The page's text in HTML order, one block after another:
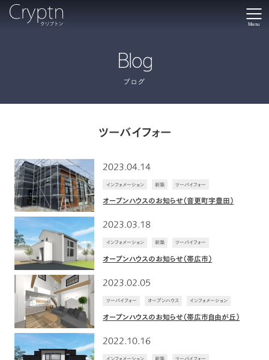
Menu
Blog
ブログ
ツーバイフォー
オープンハウスのお知らせ（音更町字豊田）
インフォメーション 新築 ツーバイフォー
2023.04.14
オープンハウスのお知らせ（帯広市）
インフォメーション 新築 ツーバイフォー
2023.03.18
オープンハウスのお知らせ（帯広市自由が丘）
ツーバイフォー オープンハウス インフォメーション
2023.02.05
2022.10.16